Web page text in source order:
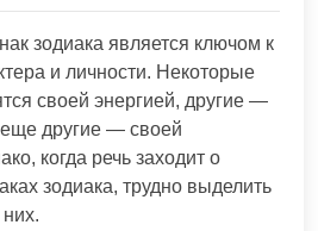
зодиака является ключом к
и личности. Некоторые
своей энергией, другие —
другие — своей
когда речь заходит о
зодиака, трудно выделить
них.